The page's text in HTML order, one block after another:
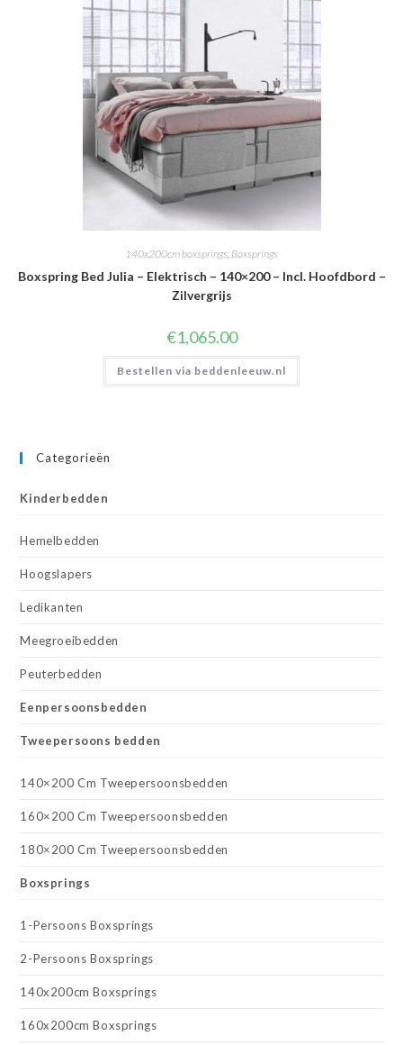
140x200cm boxsprings, Boxsprings
Boxspring Bed Julia – Elektrisch – 140×200 – Incl. Hoofdbord –
Zilvergrijs
€1,065.00
Bestellen via beddenleeuw.nl
Categorieën
Kinderbedden
Hemelbedden
Hoogslapers
Ledikanten
Meegroeibedden
Peuterbedden
Eenpersoonsbedden
Tweepersoons bedden
140×200 Cm Tweepersoonsbedden
160×200 Cm Tweepersoonsbedden
180×200 Cm Tweepersoonsbedden
Boxsprings
1-Persoons Boxsprings
2-Persoons Boxsprings
140x200cm Boxsprings
160x200cm Boxsprings